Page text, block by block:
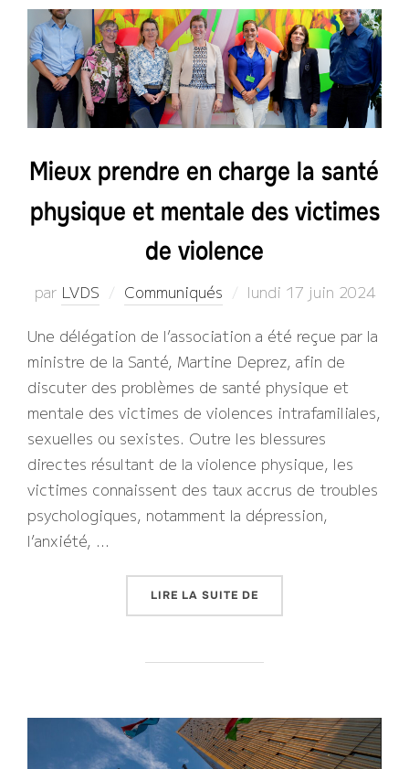
Mieux prendre en charge la santé
physique et mentale des victimes
de violence
par LVDS Communiqués
Publié
lundi 17 juin 2024
Une délégation de l’association a été reçue par la
ministre de la Santé, Martine Deprez, afin de
discuter des problèmes de santé physique et
mentale des victimes de violences intrafamiliales,
sexuelles ou sexistes. Outre les blessures
directes résultant de la violence physique, les
victimes connaissent des taux accrus de troubles
psychologiques, notamment la dépression,
l’anxiété, …
LIRE LA SUITE DE